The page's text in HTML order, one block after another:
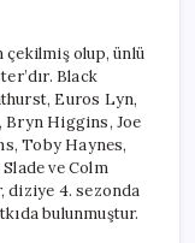
çekilmiş olup, ünlü
Black
Euros Lyn,
Higgins, Joe
Toby Haynes,
ve Colm
diziye 4. sezonda
bulunmuştur.